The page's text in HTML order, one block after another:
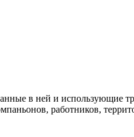
в ней и использующие
работников,